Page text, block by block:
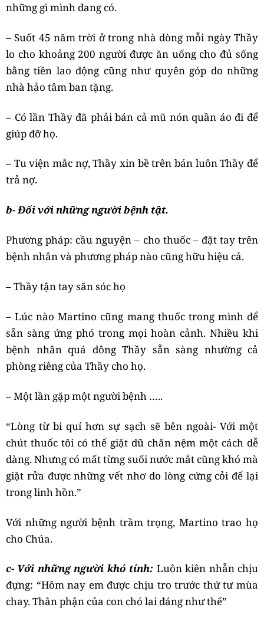
những gì mình đang có.
– Suốt 45 năm trời ở trong nhà dòng mỗi ngày Thầy
lo cho khoảng 200 người được ăn uống cho đủ sống
bằng tiền lao động cũng như quyên góp do những
nhà hảo tâm ban tặng.
– Có lần Thầy đã phải bán cả mũ nón quần áo đi để
giúp đỡ họ.
– Tu viện mắc nợ, Thầy xin bề trên bán luôn Thầy để
trả nợ.
b- Đối với những người bệnh tật.
Phương pháp: cầu nguyện – cho thuốc – đặt tay trên
bệnh nhân và phương pháp nào cũng hữu hiệu cả.
– Thầy tận tay săn sóc họ
– Lúc nào Martino cũng mang thuốc trong mình để
sẵn sàng ứng phó trong mọi hoàn cảnh. Nhiều khi
bệnh nhân quá đông Thầy sẵn sàng nhường cả
phòng riêng của Thầy cho họ.
– Một lần gặp một người bệnh …..
“Lòng từ bi quí hơn sự sạch sẽ bên ngoài- Với một
chút thuốc tôi có thể giặt dũ chăn nệm một cách dễ
dàng. Nhưng có mất từng suối nước mắt cũng khó mà
giặt rửa được những vết nhơ do lòng cứng cỏi để lại
trong linh hồn.”
Với những người bệnh trầm trọng, Martino trao họ
cho Chúa.
c- Với những người khó tính: Luôn kiên nhẫn chịu
đựng: “Hôm nay em được chịu tro trước thứ tư mùa
chay. Thân phận của con chó lai đáng như thế”